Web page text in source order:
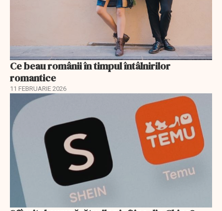
Ce beau românii în timpul întâlnirilor
romantice
11 FEBRUARIE 2026